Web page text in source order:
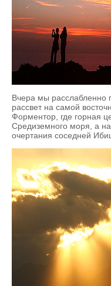
Вчера мы расслабленно
рассвет на самой
Форментор, где горная
Средиземного моря, а
очертания соседней